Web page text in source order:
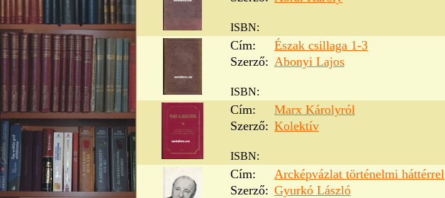
ISBN:
Cím:
Észak csillaga 1-3
Szerző: Abonyi Lajos
ISBN:
Cím:
Marx Károlyról
Szerző: Kolektív
ISBN:
Cím:
Arcképvázlat történelmi háttérrel
Szerző: Gyurkó László